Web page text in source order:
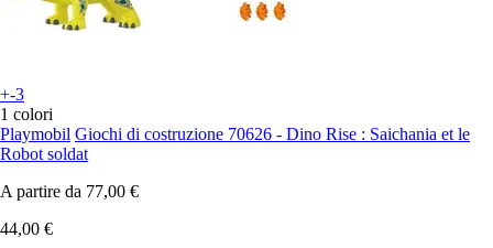
+-3
1 colori
Playmobil Giochi di costruzione 70626 - Dino Rise : Saichania et le
Robot soldat
A partire da 77,00 €
44,00 €